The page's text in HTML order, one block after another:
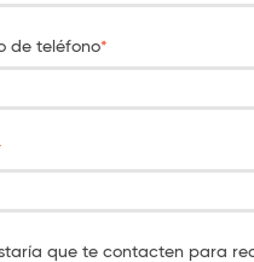
de teléfono*
que te contacten para